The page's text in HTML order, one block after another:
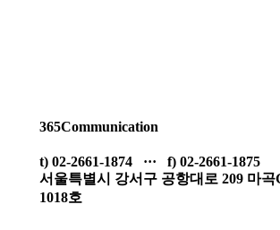
365Communication
t) 02-2661-1874 ··· f) 02-2661-1875
서울특별시 강서구 공항대로 209 마
1018호